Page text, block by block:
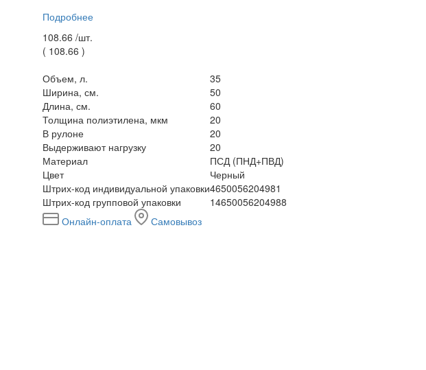
Подробнее
108.66 /шт.
( 108.66 )
Объем, л.
35
Ширина, см.
50
Длина, см.
60
Толщина полиэтилена, мкм
20
В рулоне
20
Выдерживают нагрузку
20
Материал
ПСД (ПНД+ПВД)
Цвет
Черный
Штрих-код индивидуальной упаковки4650056204981
Штрих-код групповой упаковки
14650056204988
Онлайн-оплата
Самовывоз